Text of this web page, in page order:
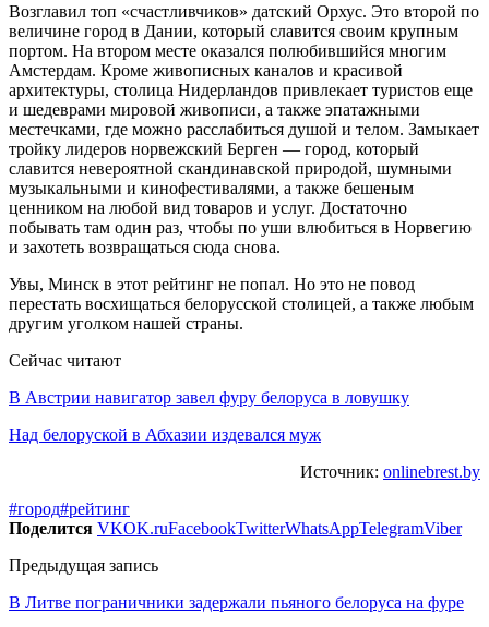
Возглавил топ «счастливчиков» датский Орхус. Это второй по
величине город в Дании, который славится своим крупным
портом. На втором месте оказался полюбившийся многим
Амстердам. Кроме живописных каналов и красивой
архитектуры, столица Нидерландов привлекает туристов еще
и шедеврами мировой живописи, а также эпатажными
местечками, где можно расслабиться душой и телом. Замыкает
тройку лидеров норвежский Берген — город, который
славится невероятной скандинавской природой, шумными
музыкальными и кинофестивалями, а также бешеным
ценником на любой вид товаров и услуг. Достаточно
побывать там один раз, чтобы по уши влюбиться в Норвегию
и захотеть возвращаться сюда снова.
Увы, Минск в этот рейтинг не попал. Но это не повод
перестать восхищаться белорусской столицей, а также любым
другим уголком нашей страны.
Сейчас читают
В Австрии навигатор завел фуру белоруса в ловушку
Над белоруской в Абхазии издевался муж
Источник: onlinebrest.by
#город#рейтинг
Поделится VKOK.ruFacebookTwitterWhatsAppTelegramViber
Предыдущая запись
В Литве пограничники задержали пьяного белоруса на фуре